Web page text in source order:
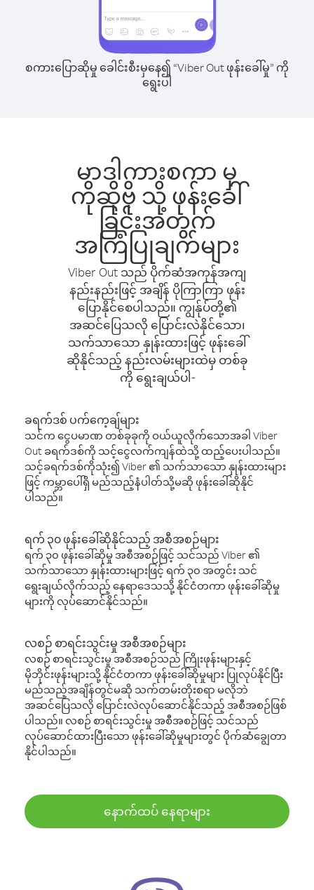
စကားပြောဆိုမှု ခေါင်းစီးမှနေ၍ “Viber Out ဖုန်းခေါ်မှု” ကို
ရွေးပါ
မာဒါကားစကာ မှ
ကိုဆိုဗို သို့ ဖုန်းခေါ်
ခြင်းအတွက်
အကြံပြုချက်များ
Viber Out သည် ပိုက်ဆံအကုန်အကျ
နည်းနည်းဖြင့် အချိန် ပိုကြာကြာ ဖုန်း
ပြောနိုင်စေပါသည်။ ကျွန်ုပ်တို့၏
အဆင်ပြေသလို ပြောင်းလဲနိုင်သော၊
သက်သာသော နှုန်းထားဖြင့် ဖုန်းခေါ်
ဆိုနိုင်သည့် နည်းလမ်းများထဲမှ တစ်ခု
ကို ရွေးချယ်ပါ-
ခရက်ဒစ် ပက်ကေ့ချ်များ
သင်က ငွေပမာဏ တစ်ခုခုကို ဝယ်ယူလိုက်သောအခါ Viber
Out ခရက်ဒစ်ကို သင့်ငွေလက်ကျန်ထဲသို့ ထည့်ပေးပါသည်။
သင့်ခရက်ဒစ်ကိုသုံး၍ Viber ၏ သက်သာသော နှုန်းထားများ
ဖြင့် ကမ္ဘာပေါ်ရှိ မည်သည့်နံပါတ်သို့မဆို ဖုန်းခေါ်ဆိုနိုင်
ပါသည်။
ရက် ၃၀ ဖုန်းခေါ်ဆိုနိုင်သည့် အစီအစဉ်များ
ရက် ၃၀ ဖုန်းခေါ်ဆိုမှု အစီအစဉ်ဖြင့် သင်သည် Viber ၏
သက်သာသော နှုန်းထားများဖြင့် ရက် ၃၀ အတွင်း သင်
ရွေးချယ်လိုက်သည့် နေရာဒေသသို့ နိုင်ငံတကာ ဖုန်းခေါ်ဆိုမှု
များကို လုပ်ဆောင်နိုင်သည်။
လစဉ် စာရင်းသွင်းမှု အစီအစဉ်များ
လစဉ် စာရင်းသွင်းမှု အစီအစဉ်သည် ကြိုးဖုန်းများနှင့်
မိုဘိုင်းဖုန်းများသို့ နိုင်ငံတကာ ဖုန်းခေါ်ဆိုမှုများ ပြုလုပ်နိုင်ပြီး
မည်သည့်အချိန်တွင်မဆို သက်တမ်းတိုးစရာ မလိုဘဲ
အဆင်ပြေသလို ပြောင်းလဲလုပ်ဆောင်နိုင်သည့် အစီအစဉ်ဖြစ်
ပါသည်။ လစဉ် စာရင်းသွင်းမှု အစီအစဉ်ဖြင့် သင်သည်
လုပ်ဆောင်ထားပြီးသော ဖုန်းခေါ်ဆိုမှုများတွင် ပိုက်ဆံချွေတာ
နိုင်ပါသည်။
နောက်ထပ် နေရာများ